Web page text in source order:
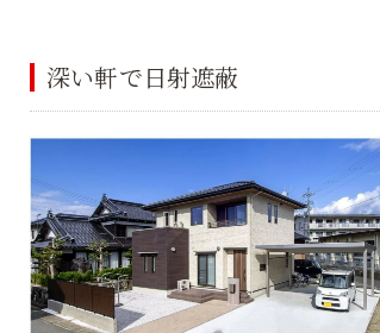
深い軒で日射遮蔽